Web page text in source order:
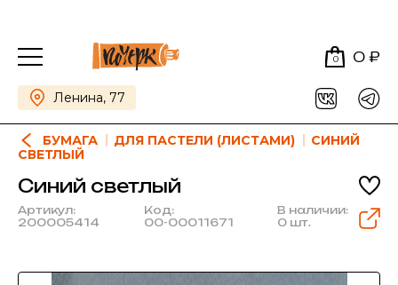
0 0 ₽
Ленина, 77
БУМАГА ДЛЯ ПАСТЕЛИ (ЛИСТАМИ)
СИНИЙ
СВЕТЛЫЙ
Синий светлый
Артикул:
200005414
Код:
00-00011671
В наличии:
0 шт.